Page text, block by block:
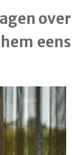
over
eens